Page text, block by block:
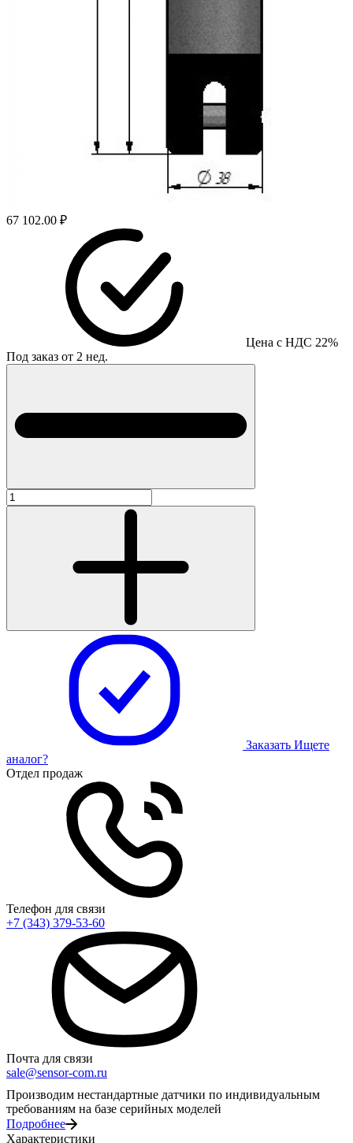
67 102.00 ₽
Цена с НДС 22%
Под заказ от 2 нед.
Заказать Ищете
аналог?
Отдел продаж
Телефон для связи
+7 (343) 379-53-60
Почта для связи
sale@sensor-com.ru
Производим нестандартные датчики по индивидуальным
требованиям на базе серийных моделей
Подробнее
Характеристики